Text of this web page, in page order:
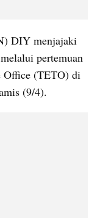
DIY menjajaki
pertemuan
Office (TETO) di
(9/4).